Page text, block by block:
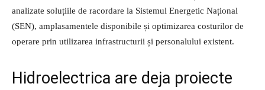
analizate soluțiile de racordare la Sistemul Energetic Național
(SEN), amplasamentele disponibile și optimizarea costurilor de
operare prin utilizarea infrastructurii și personalului existent.
Hidroelectrica are deja proiecte